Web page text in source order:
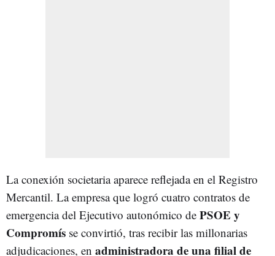
La conexión societaria aparece reflejada en el Registro
Mercantil. La empresa que logró cuatro contratos de
emergencia del Ejecutivo autonómico de PSOE y
Compromís se convirtió, tras recibir las millonarias
adjudicaciones, en administradora de una filial de